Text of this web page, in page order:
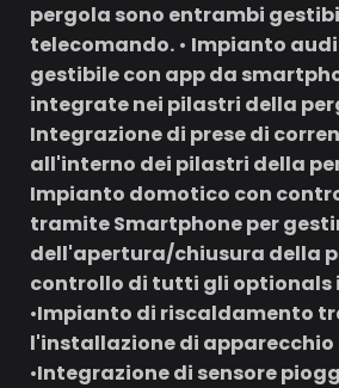
pergola sono entrambi
telecomando. • Impianto
gestibile con app da
integrate nei pilastri della
Integrazione di prese di
all'interno dei pilastri della
Impianto domotico con
tramite Smartphone per
dell'apertura/chiusura della
controllo di tutti gli optionals
•Impianto di riscaldamento
l'installazione di
•Integrazione di sensore